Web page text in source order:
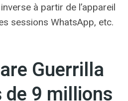
à partir de l’appareil
sessions WhatsApp, etc.
Guerrilla
de 9 millions